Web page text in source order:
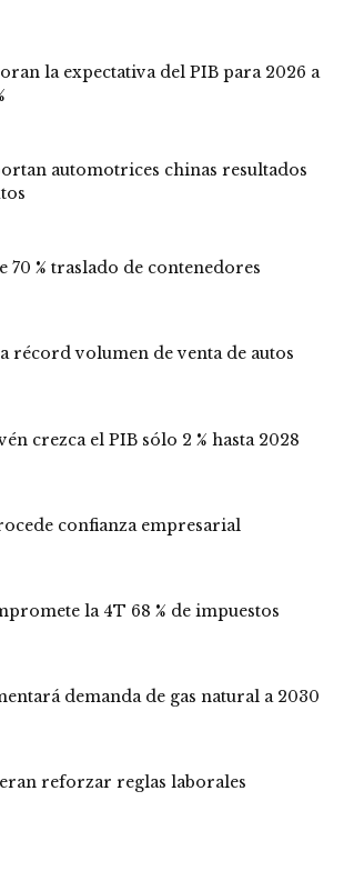
la expectativa del PIB para 2026 a
automotrices chinas resultados
70 % traslado de contenedores
récord volumen de venta de autos
crezca el PIB sólo 2 % hasta 2028
confianza empresarial
la 4T 68 % de impuestos
demanda de gas natural a 2030
reforzar reglas laborales